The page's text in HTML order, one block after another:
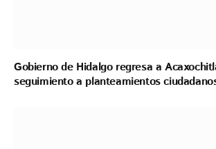
Gobierno de Hidalgo regresa a
seguimiento a planteamientos